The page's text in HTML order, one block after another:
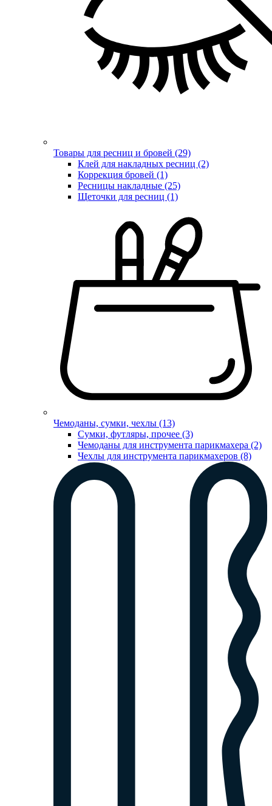
Товары для ресниц и бровей (29)
Клей для накладных ресниц (2)
Коррекция бровей (1)
Ресницы накладные (25)
Щеточки для ресниц (1)
Чемоданы, сумки, чехлы (13)
Сумки, футляры, прочее (3)
Чемоданы для инструмента парикмахера (2)
Чехлы для инструмента парикмахеров (8)